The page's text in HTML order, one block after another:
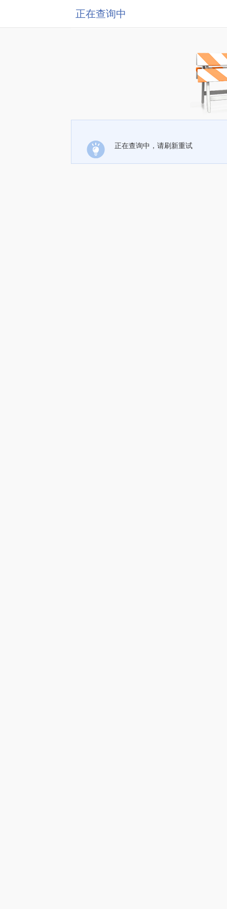
正在查询中
正在查询中，请刷新重试